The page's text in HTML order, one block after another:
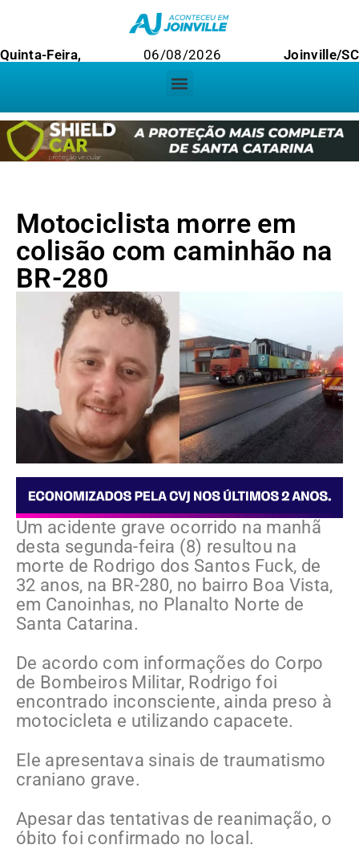
Quinta-Feira, 06/08/2026 Joinville/SC
Motociclista morre em
colisão com caminhão na
BR-280
Um acidente grave ocorrido na manhã
desta segunda-feira (8) resultou na
morte de Rodrigo dos Santos Fuck, de
32 anos, na BR-280, no bairro Boa Vista,
em Canoinhas, no Planalto Norte de
Santa Catarina.
De acordo com informações do Corpo
de Bombeiros Militar, Rodrigo foi
encontrado inconsciente, ainda preso à
motocicleta e utilizando capacete.
Ele apresentava sinais de traumatismo
craniano grave.
Apesar das tentativas de reanimação, o
óbito foi confirmado no local.